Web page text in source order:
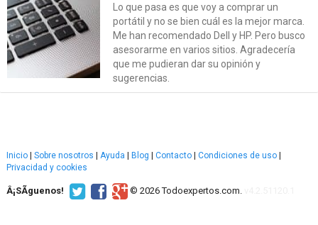
Lo que pasa es que voy a comprar un
portátil y no se bien cuál es la mejor marca.
Me han recomendado Dell y HP. Pero busco
asesorarme en varios sitios. Agradecería
que me pudieran dar su opinión y
sugerencias.
Inicio | Sobre nosotros | Ayuda | Blog | Contacto | Condiciones de uso |
Privacidad y cookies
Â¡SÃ­guenos! © 2026 Todoexpertos.com.